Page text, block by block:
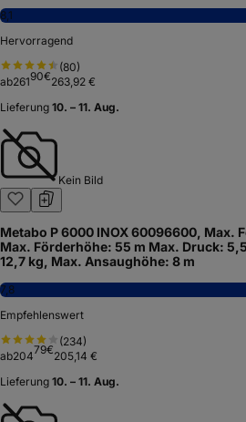
8,1
Hervorragend
(80)
ab26190€263,92 €
Lieferung 10. – 11. Aug.
Kein Bild
Metabo P 6000 INOX 60096600, Max.
Max. Förderhöhe: 55 m Max. Druck:
12,7 kg, Max. Ansaughöhe: 8 m
7,8
Empfehlenswert
(234)
ab20479€205,14 €
Lieferung 10. – 11. Aug.